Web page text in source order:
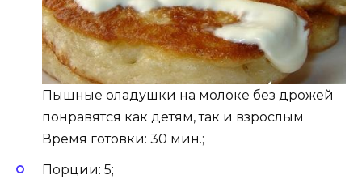
Пышные оладушки на молоке без дрожей
понравятся как детям, так и взрослым
Время готовки: 30 мин.;
Порции: 5;